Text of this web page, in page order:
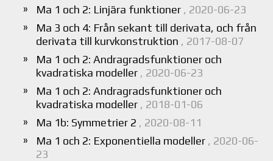
Ma 1 och 2: Linjära funktioner , 2020-06-23
Ma 3 och 4: Från sekant till derivata, och från
derivata till kurvkonstruktion , 2017-08-07
Ma 1 och 2: Andragradsfunktioner och
kvadratiska modeller , 2020-06-23
Ma 1 och 2: Andragradsfunktioner och
kvadratiska modeller , 2018-01-06
Ma 1b: Symmetrier 2 , 2020-08-11
Ma 1 och 2: Exponentiella modeller , 2020-06-
23